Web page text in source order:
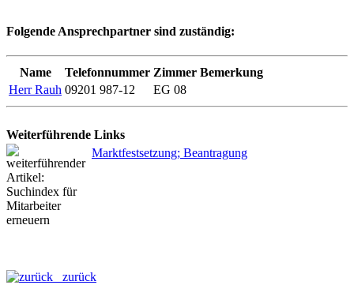
Folgende Ansprechpartner sind zuständig:
Name Telefonnummer Zimmer Bemerkung
Herr Rauh 09201 987-12 EG 08
Weiterführende Links
Marktfestsetzung; Beantragung
zurück